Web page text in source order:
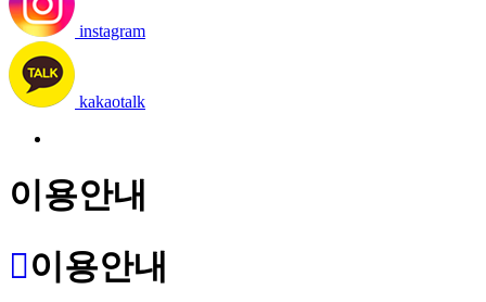
instagram
kakaotalk
이용안내
이용안내